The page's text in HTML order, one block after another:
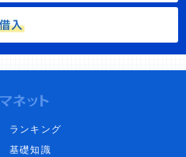
ランキング
基礎知識